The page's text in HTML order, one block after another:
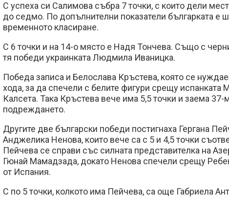
С успеха си Салимова събра 7 точки, с които дели
до седмо. По допълнителни показатели българката е
временното класиране.
С 6 точки и на 14-о място е Надя Тончева. Също с
тя победи украинката Людмила Иваницка.
Победа записа и Белослава Кръстева, която се
хода, за да спечели с белите фигури срещу испанката
Калсета. Така Кръстева вече има 5,5 точки и заема 37-
подреждането.
Другите две български победи постигнаха Гергана
Анджелика Ненова, които вече са с 5 и 4,5 точки
Пейчева се справи със силната представителка на
Гюнай Мамадзада, докато Ненова спечели срещу
от Испания.
С по 5 точки, колкото има Пейчева, са още Габриела